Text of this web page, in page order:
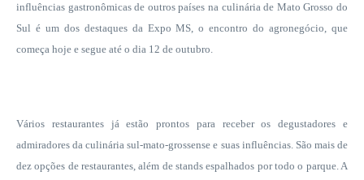
influências gastronômicas de outros países na culinária de Mato Grosso do
Sul é um dos destaques da Expo MS, o encontro do agronegócio, que
começa hoje e segue até o dia 12 de outubro.
Vários restaurantes já estão prontos para receber os degustadores e
admiradores da culinária sul-mato-grossense e suas influências. São mais de
dez opções de restaurantes, além de stands espalhados por todo o parque. A